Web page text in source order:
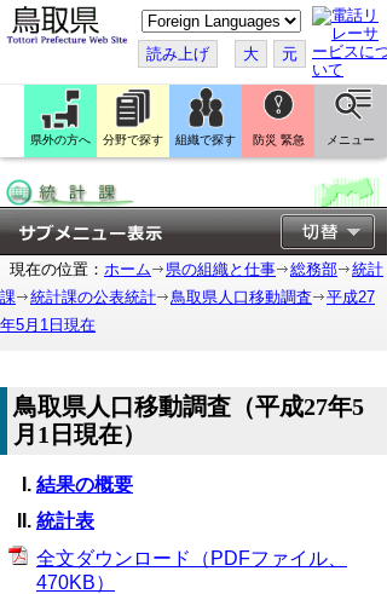
こ
の
ペ
ー
ジ
翻
訳
す
読み上げ 大 元
県外の方へ 分野で探す 組織で探す 防災 緊急 メニュー
現在の位置： ホーム 県の組織と仕事 総務部
統計
課
統計課の公表統計 鳥取県人口移動調査
平成27
年5月1日現在
鳥取県人口移動調査（平成27年5
月1日現在）
結果の概要
統計表
全文ダウンロード（PDFファイル、
470KB）